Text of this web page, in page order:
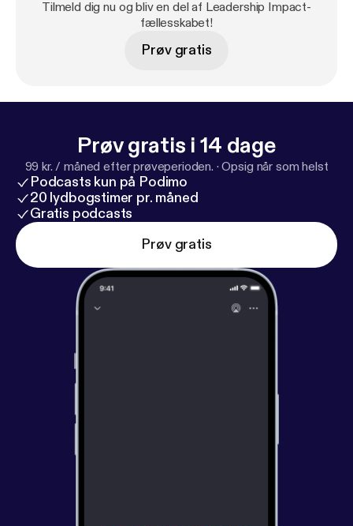
Tilmeld dig nu og bliv en del af Leadership Impact-
fællesskabet!
Prøv gratis
Prøv gratis i 14 dage
99 kr. / måned efter prøveperioden. ·Opsig når som helst
Podcasts kun på Podimo
20 lydbogstimer pr. måned
Gratis podcasts
Prøv gratis